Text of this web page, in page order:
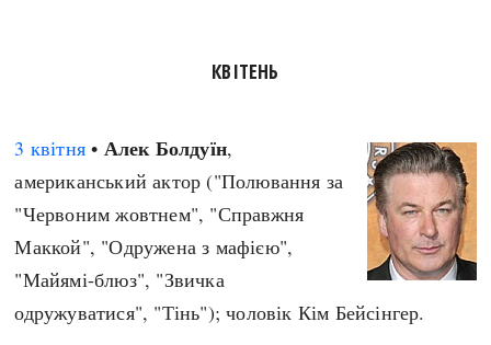
КВІТЕНЬ
3 квітня • Алек Болдуїн,
американський актор ("Полювання за
"Червоним жовтнем", "Справжня
Маккой", "Одружена з мафією",
"Майямі-блюз", "Звичка
одружуватися", "Тінь"); чоловік Кім Бейсінгер.